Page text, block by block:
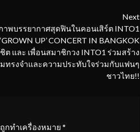
Next
าพบรรยากาศสุดฟินในคอนเสิร์ต INTO1
UP’ CONCERT IN BANGKOK
ต และ เพื่อนสมาชิกวง INTO1 ร่วมสร้าง
ทรงจำและความประทับใจร่วมกับแฟนๆ
ชาวไทย!!
กทำเครื่องหมาย *